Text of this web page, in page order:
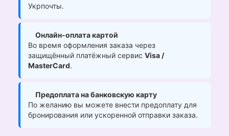
Укрпочты.
Онлайн-оплата картой
Во время оформления заказа через
защищённый платёжный сервис Visa /
MasterCard.
Предоплата на банковскую карту
По желанию вы можете внести предоплату для
бронирования или ускоренной отправки заказа.